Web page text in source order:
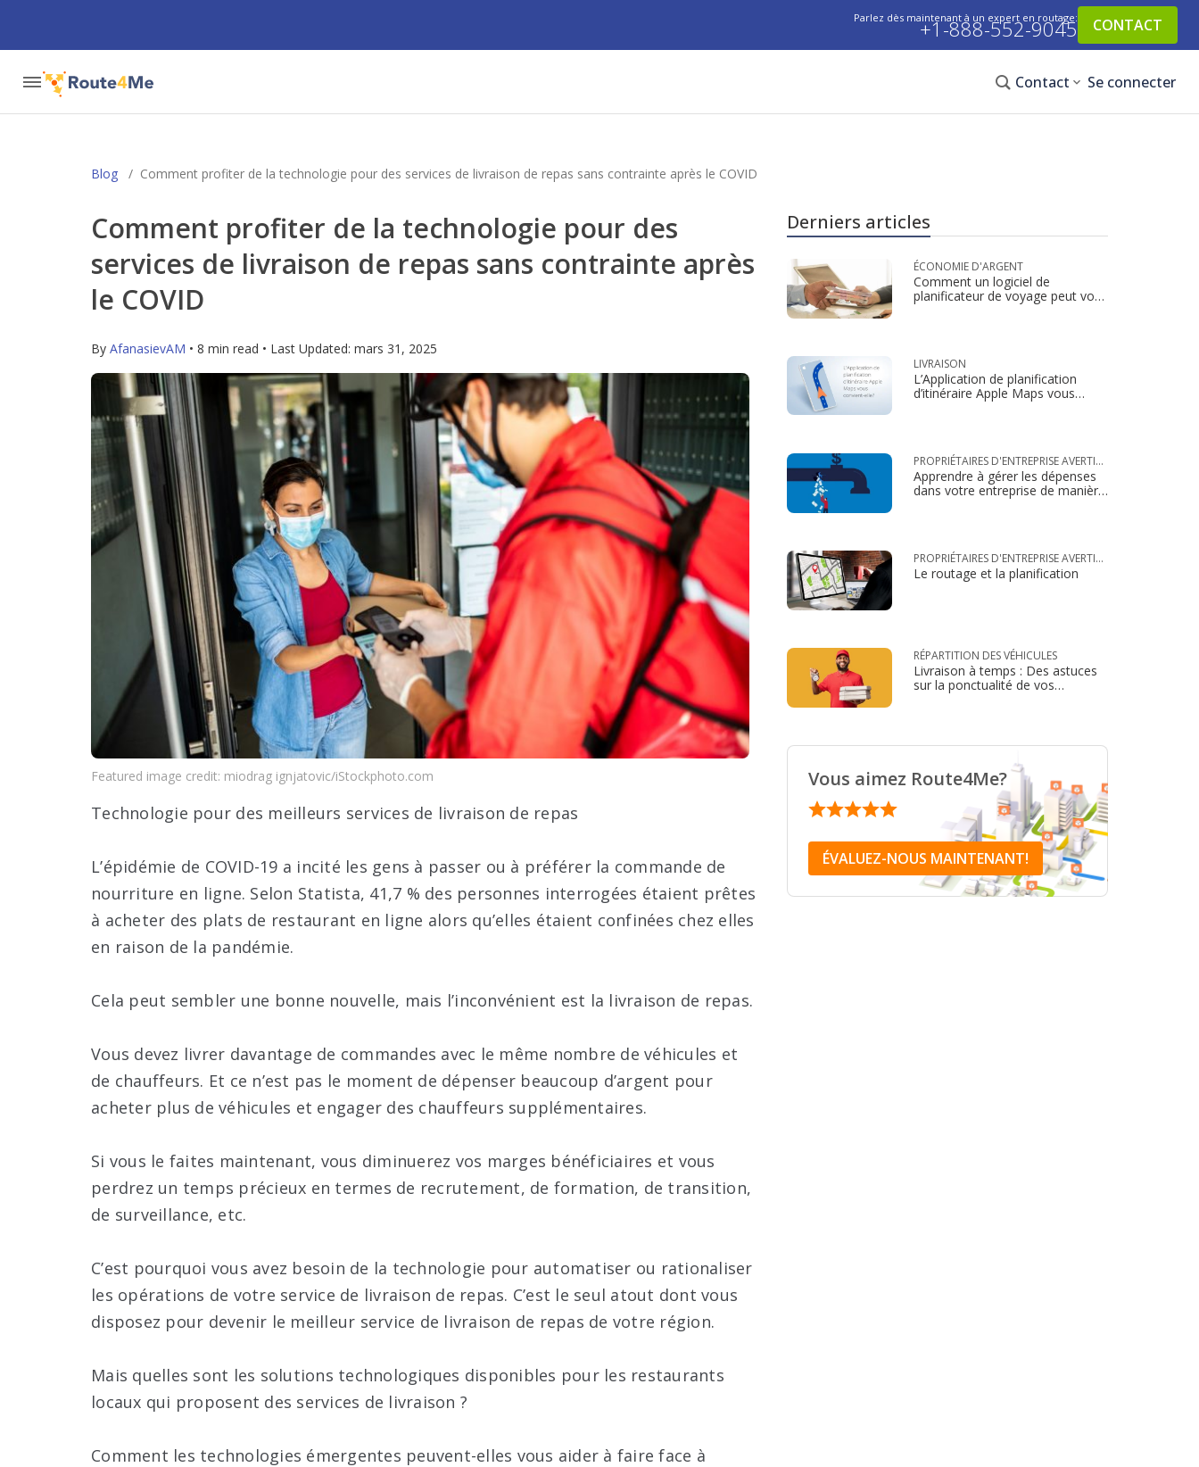
Parlez dès maintenant à un expert en routage:
+1-888-552-9045 CONTACT
Contact Se connecter
Blog / Comment profiter de la technologie pour des services de livraison de repas sans contrainte après le COVID
Comment profiter de la technologie pour des
services de livraison de repas sans contrainte après
le COVID
By AfanasievAM • 8 min read • Last Updated: mars 31, 2025
Featured image credit: miodrag ignjatovic/iStockphoto.com
Technologie pour des meilleurs services de livraison de repas
L’épidémie de COVID-19 a incité les gens à passer ou à préférer la commande de
nourriture en ligne. Selon Statista, 41,7 % des personnes interrogées étaient prêtes
à acheter des plats de restaurant en ligne alors qu’elles étaient confinées chez elles
en raison de la pandémie.
Cela peut sembler une bonne nouvelle, mais l’inconvénient est la livraison de repas.
Vous devez livrer davantage de commandes avec le même nombre de véhicules et
de chauffeurs. Et ce n’est pas le moment de dépenser beaucoup d’argent pour
acheter plus de véhicules et engager des chauffeurs supplémentaires.
Si vous le faites maintenant, vous diminuerez vos marges bénéficiaires et vous
perdrez un temps précieux en termes de recrutement, de formation, de transition,
de surveillance, etc.
C’est pourquoi vous avez besoin de la technologie pour automatiser ou rationaliser
les opérations de votre service de livraison de repas. C’est le seul atout dont vous
disposez pour devenir le meilleur service de livraison de repas de votre région.
Mais quelles sont les solutions technologiques disponibles pour les restaurants
locaux qui proposent des services de livraison ?
Comment les technologies émergentes peuvent-elles vous aider à faire face à
Derniers articles
ÉCONOMIE D'ARGENT
Comment un logiciel de
planificateur de voyage peut vous
aider à obtenir une ligne de crédit
LIVRAISON
L’Application de planification
d’itinéraire Apple Maps vous
convient-elle?
PROPRIÉTAIRES D'ENTREPRISE AVERTIS
ET VACHES À LAIT
Apprendre à gérer les dépenses
dans votre entreprise de manière
PROPRIÉTAIRES D'ENTREPRISE AVERTIS
ET VACHES À LAIT
Le routage et la planification
RÉPARTITION DES VÉHICULES
Livraison à temps : Des astuces
sur la ponctualité de vos
chauffeurs
Vous aimez Route4Me?
ÉVALUEZ-NOUS MAINTENANT!